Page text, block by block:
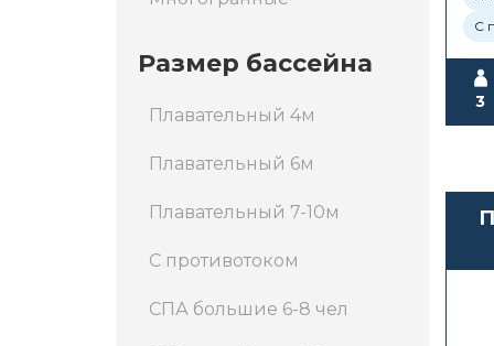
Размер бассейна
Плавательный 4м
Плавательный 6м
Плавательный 7-10м
С противотоком
СПА большие 6-8 чел
С
3